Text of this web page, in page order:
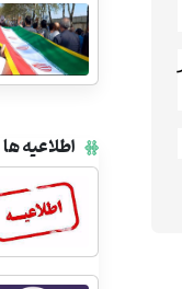
اطلاعیه ها